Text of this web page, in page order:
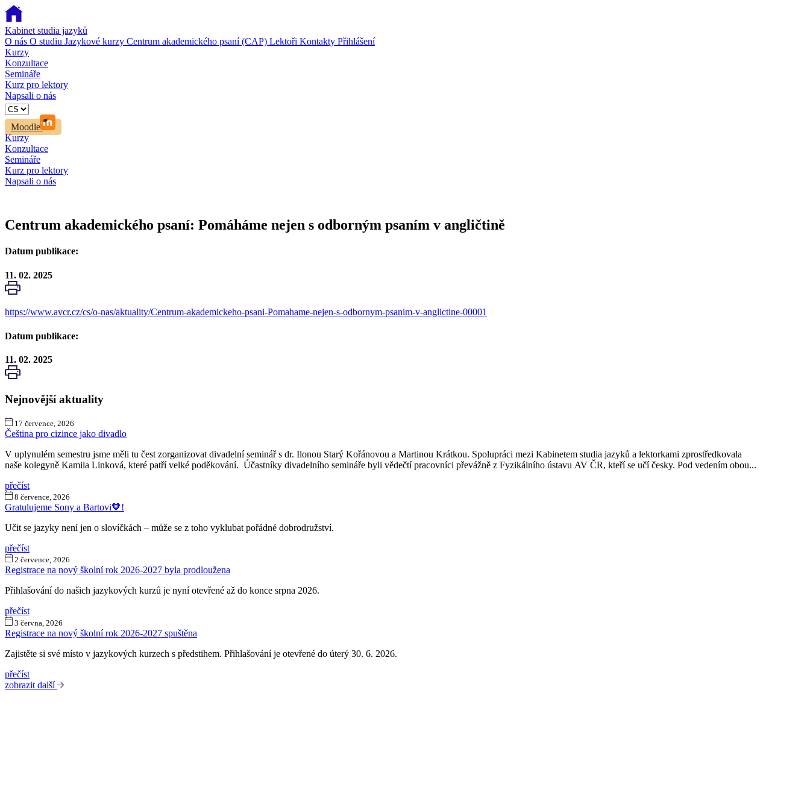
Kabinet studia jazyků
O nás O studiu Jazykové kurzy Centrum akademického psaní (CAP) Lektoři Kontakty Přihlášení
Kurzy
Konzultace
Semináře
Kurz pro lektory
Napsali o nás
Moodle
Kurzy
Konzultace
Semináře
Kurz pro lektory
Napsali o nás
Centrum akademického psaní: Pomáháme nejen s odborným psaním v angličtině
Datum publikace:
11. 02. 2025
https://www.avcr.cz/cs/o-nas/aktuality/Centrum-akademickeho-psani-Pomahame-nejen-s-odbornym-psanim-v-anglictine-00001
Datum publikace:
11. 02. 2025
Nejnovější aktuality
17 července, 2026
Čeština pro cizince jako divadlo
V uplynulém semestru jsme měli tu čest zorganizovat divadelní seminář s dr. Ilonou Starý Kořánovou a Martinou Krátkou. Spolupráci mezi Kabinetem studia jazyků a lektorkami zprostředkovala
naše kolegyně Kamila Linková, které patří velké poděkování. Účastníky divadelního semináře byli vědečtí pracovníci převážně z Fyzikálního ústavu AV ČR, kteří se učí česky. Pod vedením obou...
přečíst
8 července, 2026
Gratulujeme Sony a Bartovi🧡!
Učit se jazyky není jen o slovíčkách – může se z toho vyklubat pořádné dobrodružství.
přečíst
2 července, 2026
Registrace na nový školní rok 2026-2027 byla prodloužena
Přihlašování do našich jazykových kurzů je nyní otevřené až do konce srpna 2026.
přečíst
3 června, 2026
Registrace na nový školní rok 2026-2027 spuštěna
Zajistěte si své místo v jazykových kurzech s předstihem. Přihlašování je otevřené do úterý 30. 6. 2026.
přečíst
zobrazit další